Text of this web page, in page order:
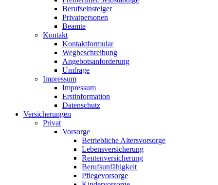
Berufseinsteiger
Privatpersonen
Beamte
Kontakt
Kontaktformular
Wegbeschreibung
Angebotsanforderung
Umfrage
Impressum
Impressum
Erstinformation
Datenschutz
Versicherungen
Privat
Vorsorge
Betriebliche Altersvorsorge
Lebensversicherung
Rentenversicherung
Berufsunfähigkeit
Pflegevorsorge